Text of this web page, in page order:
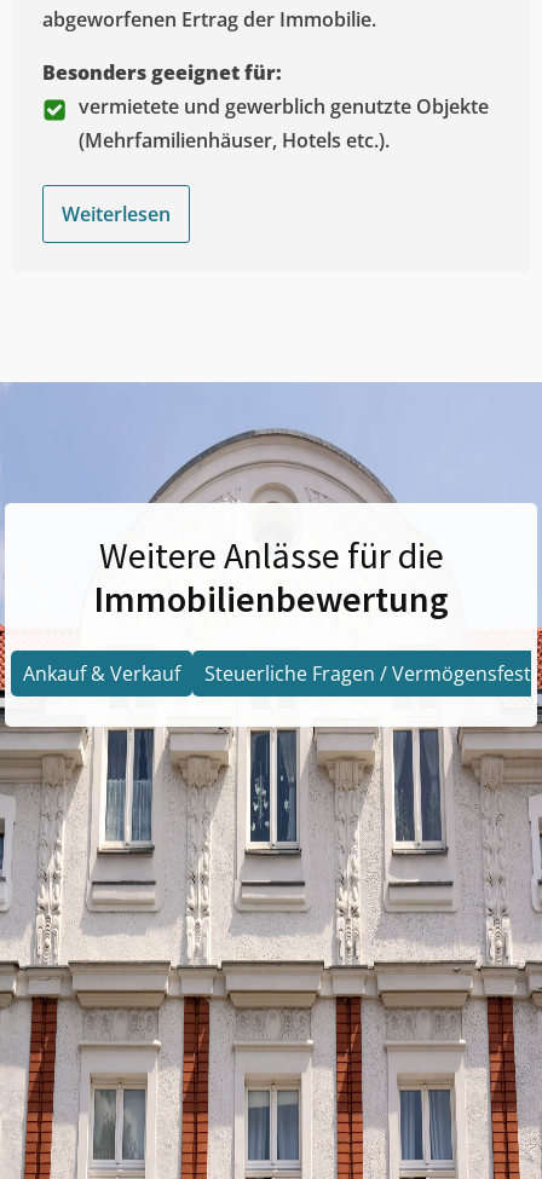
abgeworfenen Ertrag der Immobilie.
Besonders geeignet für:
vermietete und gewerblich genutzte Objekte
(Mehrfamilienhäuser, Hotels etc.).
Weiterlesen
Weitere Anlässe für die
Immobilienbewertung
Ankauf & Verkauf Steuerliche Fragen /